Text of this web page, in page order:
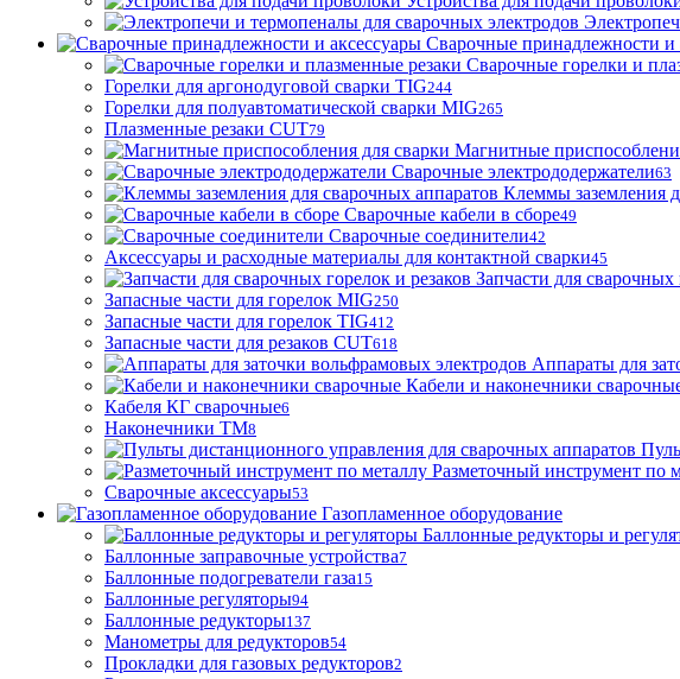
Сварочные принадлежности и
Сварочные горелки и
Горелки для аргонодуговой сварки TIG244
Горелки для полуавтоматической сварки MIG265
Плазменные резаки CUT79
Магнитные
Сварочные электрододержатели63
Клеммы заземления
Сварочные кабели в сборе49
Сварочные соединители42
Аксессуары и расходные материалы для контактной сварки45
Запчасти для сварочных
Запасные части для горелок MIG250
Запасные части для горелок TIG412
Запасные части для резаков CUT618
Аппараты для
Кабели и наконечники
Кабеля КГ сварочные6
Наконечники ТМ8
Разметочный инструмент по
Сварочные аксессуары53
Газопламенное оборудование
Баллонные редукторы и
Баллонные заправочные устройства7
Баллонные подогреватели газа15
Баллонные регуляторы94
Баллонные редукторы137
Манометры для редукторов54
Прокладки для газовых редукторов2